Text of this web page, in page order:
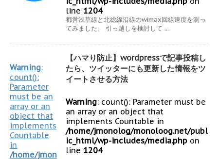
line 1204
都営浅草線と北総線沿線のwimax回線速度を測っ
てみました。 引っ越しを検討して ...
Warning:
count():
Parameter
must be an
array or an
object that
implements
Countable
in
/home/jmon
【ハマり防止】wordpressで記事投稿し
たら、ツイッターにも更新した情報をツ
イートさせる方法
Warning: count(): Parameter must be
an array or an object that
implements Countable in
/home/jmonolog/monoloog.net/publ
ic_html/wp-includes/media.php on
line 1204